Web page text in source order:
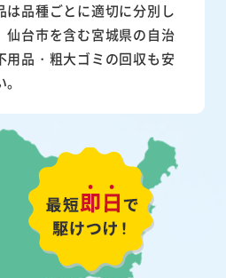
は品種ごとに適切に分別し
仙台市を含む宮城県の自治
用品・粗大ゴミの回収も安